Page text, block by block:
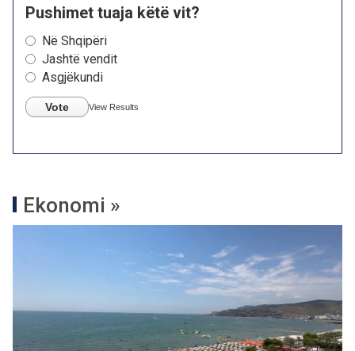
Pushimet tuaja këtë vit?
Në Shqipëri
Jashtë vendit
Asgjëkundi
Vote View Results
Ekonomi »